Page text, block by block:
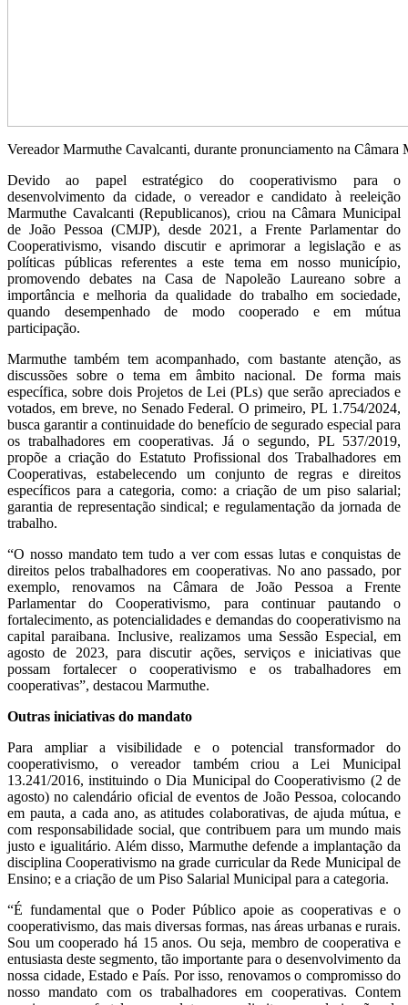
Vereador Marmuthe Cavalcanti, durante pronunciamento na
Devido ao papel estratégico do cooperativismo para o
desenvolvimento da cidade, o vereador e candidato à reeleição
Marmuthe Cavalcanti (Republicanos), criou na Câmara Municipal
de João Pessoa (CMJP), desde 2021, a Frente Parlamentar do
Cooperativismo, visando discutir e aprimorar a legislação e as
políticas públicas referentes a este tema em nosso município,
promovendo debates na Casa de Napoleão Laureano sobre a
importância e melhoria da qualidade do trabalho em sociedade,
quando desempenhado de modo cooperado e em mútua
participação.
Marmuthe também tem acompanhado, com bastante atenção, as
discussões sobre o tema em âmbito nacional. De forma mais
específica, sobre dois Projetos de Lei (PLs) que serão apreciados e
votados, em breve, no Senado Federal. O primeiro, PL 1.754/2024,
busca garantir a continuidade do benefício de segurado especial para
os trabalhadores em cooperativas. Já o segundo, PL 537/2019,
propõe a criação do Estatuto Profissional dos Trabalhadores em
Cooperativas, estabelecendo um conjunto de regras e direitos
específicos para a categoria, como: a criação de um piso salarial;
garantia de representação sindical; e regulamentação da jornada de
trabalho.
“O nosso mandato tem tudo a ver com essas lutas e conquistas de
direitos pelos trabalhadores em cooperativas. No ano passado, por
exemplo, renovamos na Câmara de João Pessoa a Frente
Parlamentar do Cooperativismo, para continuar pautando o
fortalecimento, as potencialidades e demandas do cooperativismo na
capital paraibana. Inclusive, realizamos uma Sessão Especial, em
agosto de 2023, para discutir ações, serviços e iniciativas que
possam fortalecer o cooperativismo e os trabalhadores em
cooperativas”, destacou Marmuthe.
Outras iniciativas do mandato
Para ampliar a visibilidade e o potencial transformador do
cooperativismo, o vereador também criou a Lei Municipal
13.241/2016, instituindo o Dia Municipal do Cooperativismo (2 de
agosto) no calendário oficial de eventos de João Pessoa, colocando
em pauta, a cada ano, as atitudes colaborativas, de ajuda mútua, e
com responsabilidade social, que contribuem para um mundo mais
justo e igualitário. Além disso, Marmuthe defende a implantação da
disciplina Cooperativismo na grade curricular da Rede Municipal de
Ensino; e a criação de um Piso Salarial Municipal para a categoria.
“É fundamental que o Poder Público apoie as cooperativas e o
cooperativismo, das mais diversas formas, nas áreas urbanas e rurais.
Sou um cooperado há 15 anos. Ou seja, membro de cooperativa e
entusiasta deste segmento, tão importante para o desenvolvimento da
nossa cidade, Estado e País. Por isso, renovamos o compromisso do
nosso mandato com os trabalhadores em cooperativas. Contem